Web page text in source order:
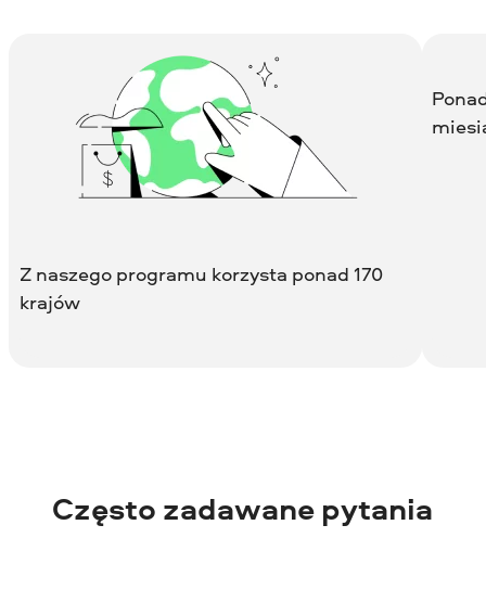
Z naszego programu korzysta ponad 170
krajów
Często zadawane pytania